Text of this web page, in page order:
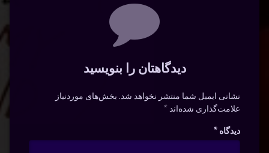
دیدگاهتان را بنویسید
نشانی ایمیل شما منتشر نخواهد شد. بخش‌های موردنیاز
علامت‌گذاری شده‌اند*
دیدگاه *